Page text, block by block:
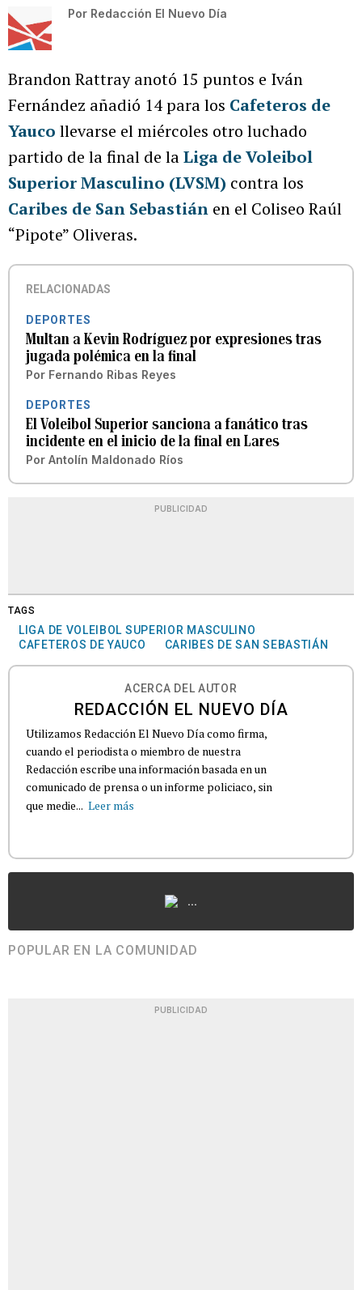
Por Redacción El Nuevo Día
Brandon Rattray anotó 15 puntos e Iván
Fernández añadió 14 para los Cafeteros de
Yauco llevarse el miércoles otro luchado
partido de la final de laLiga de Voleibol
Superior Masculino (LVSM) contra los
Caribes de San Sebastián en el Coliseo Raúl
“Pipote” Oliveras.
RELACIONADAS
DEPORTES
Multan a Kevin Rodríguez por expresiones tras
jugada polémica en la final
Por Fernando Ribas Reyes
DEPORTES
El Voleibol Superior sanciona a fanático tras
incidente en el inicio de la final en Lares
Por Antolín Maldonado Ríos
PUBLICIDAD
TAGS
LIGA DE VOLEIBOL SUPERIOR MASCULINO
CAFETEROS DE YAUCO
CARIBES DE SAN SEBASTIÁN
ACERCA DEL AUTOR
REDACCIÓN EL NUEVO DÍA
Utilizamos Redacción El Nuevo Día como firma,
cuando el periodista o miembro de nuestra
Redacción escribe una información basada en un
comunicado de prensa o un informe policiaco, sin
que medie... Leer más
...
POPULAR EN LA COMUNIDAD
PUBLICIDAD